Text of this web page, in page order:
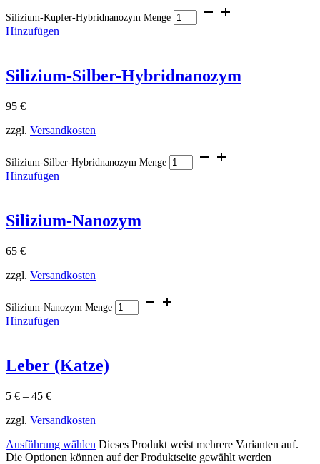
Silizium-Kupfer-Hybridnanozym Menge
Hinzufügen
Silizium-Silber-Hybridnanozym
95 €
zzgl. Versandkosten
Silizium-Silber-Hybridnanozym Menge
Hinzufügen
Silizium-Nanozym
65 €
zzgl. Versandkosten
Silizium-Nanozym Menge
Hinzufügen
Leber (Katze)
5 € – 45 €
zzgl. Versandkosten
Ausführung wählen Dieses Produkt weist mehrere Varianten auf.
Die Optionen können auf der Produktseite gewählt werden